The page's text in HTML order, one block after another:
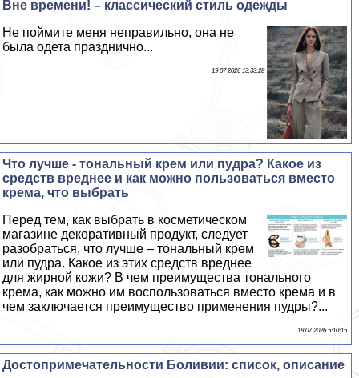
Вне времени! – классический стиль одежды
Не поймите меня неправильно, она не
была одета празднично...
19 07 2026 13:33:28
Что лучше - тональный крем или пудра? Какое из
средств вреднее и как можно пользоваться вместо
крема, что выбрать
Перед тем, как выбрать в косметическом
магазине декоративный продукт, следует
разобраться, что лучше – тональный крем
или пудра. Какое из этих средств вреднее
для жирной кожи? В чем преимущества тонального
крема, как можно им воспользоваться вместо крема и в
чем заключается преимущество применения пудры?...
18 07 2026 5:10:15
Достопримечательности Боливии: список, описание